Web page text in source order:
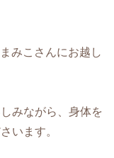
みこさんにお越し
みながら、身体を
います。